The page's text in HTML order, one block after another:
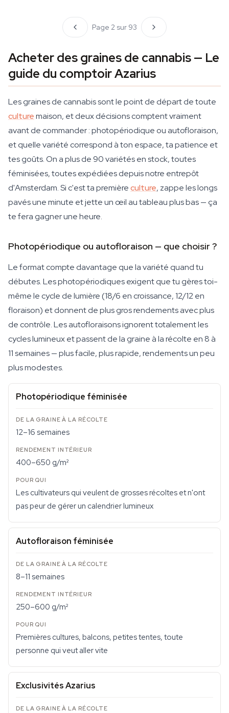
Page 2 sur 93
Acheter des graines de cannabis — Le
guide du comptoir Azarius
Les graines de cannabis sont le point de départ de toute
culturemaison, et deux décisions comptent vraiment
avant de commander : photopériodique ou autofloraison,
et quelle variété correspond à ton espace, ta patience et
tes goûts. On a plus de 90 variétés en stock, toutes
féminisées, toutes expédiées depuis notre entrepôt
d'Amsterdam. Si c'est ta premièreculture, zappe les longs
pavés une minute et jette un œil au tableau plus bas — ça
te fera gagner une heure.
Photopériodique ou autofloraison — que choisir ?
Le format compte davantage que la variété quand tu
débutes. Les photopériodiques exigent que tu gères toi-
même le cycle de lumière (18/6 en croissance, 12/12 en
floraison) et donnent de plus gros rendements avec plus
de contrôle. Les autofloraisons ignorent totalement les
cycles lumineux et passent de la graine à la récolte en 8 à
11 semaines — plus facile, plus rapide, rendements un peu
plus modestes.
Photopériodique féminisée
12–16 semaines
400–650 g/m²
Les cultivateurs qui veulent de grosses récoltes et n'ont
pas peur de gérer un calendrier lumineux
Autofloraison féminisée
8–11 semaines
250–600 g/m²
Premières cultures, balcons, petites tentes, toute
personne qui veut aller vite
Exclusivités Azarius